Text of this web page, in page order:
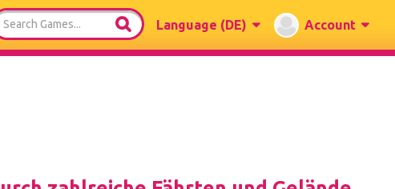
Language (DE) Account